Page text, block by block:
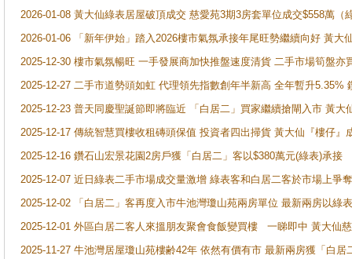
2026-01-08 黃大仙綠表居屋破頂成交 慈愛苑3期3房套單位成交$558萬（
2026-01-06 「新年伊始」踏入2026樓市氣氛承接年尾旺勢繼續向好 黃
2025-12-30 樓市氣氛暢旺 一手發展商加快推盤速度清貨 二手市場筍盤
2025-12-27 二手市道勢頭如虹 代理領先指數創年半新高 全年暫升5.35%
2025-12-23 普天同慶聖誕節即將臨近 「白居二」買家繼續搶閘入市 黃
2025-12-17 傳統智慧買樓收租磚頭保值 投資者四出掃貨 黃大仙『樓仔
2025-12-16 鑽石山宏景花園2房戶獲「白居二」客以$380萬元(綠表)承接
2025-12-07 近日綠表二手市場成交量激增 綠表客和白居二客於市場上
2025-12-02 「白居二」客再度入市牛池灣瓊山苑兩房單位 最新兩房以綠
2025-12-01 外區白居二客人來搵朋友聚會食飯變買樓 一睇即中 黃大仙
2025-11-27 牛池灣居屋瓊山苑樓齢42年 依然有價有市 最新兩房獲「白居